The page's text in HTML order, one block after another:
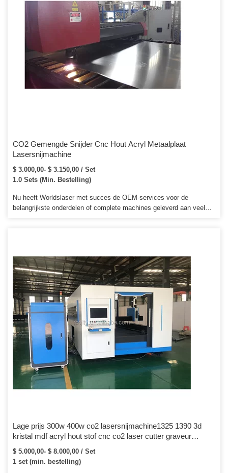
CO2 Gemengde Snijder Cnc Hout Acryl Metaalplaat
Lasersnijmachine
$ 3.000,00- $ 3.150,00 / Set
1.0 Sets (Min. Bestelling)
Nu heeft Worldslaser met succes de OEM-services voor de
belangrijkste onderdelen of complete machines geleverd aan veel
leren hoe u de machine moet gebruiken en onderhouden en kunnen
op elk moment contact houden.
Lage prijs 300w 400w co2 lasersnijmachine1325 1390 3d
kristal mdf acryl hout stof cnc co2 laser cutter graveur
machiney
$ 5.000,00- $ 8.000,00 / Set
1 set (min. bestelling)